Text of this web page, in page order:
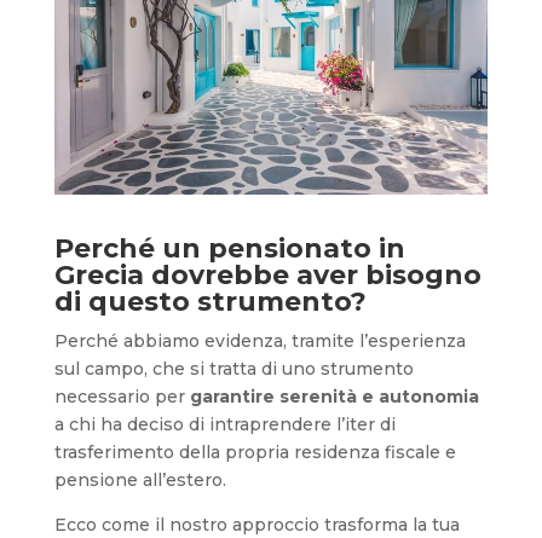
Perché un pensionato in
Grecia dovrebbe aver bisogno
di questo strumento?
Perché abbiamo evidenza, tramite l’esperienza
sul campo, che si tratta di uno strumento
necessario per garantire serenità e autonomia
a chi ha deciso di intraprendere l’iter di
trasferimento della propria residenza fiscale e
pensione all’estero.
Ecco come il nostro approccio trasforma la tua